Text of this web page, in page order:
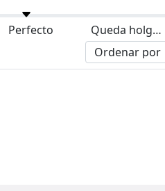
Perfecto Queda holgado